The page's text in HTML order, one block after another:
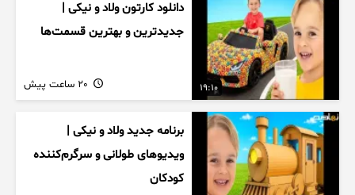
19:10
دانلود کارتون ولاد و نیکی |
جدیدترین و بهترین قسمت‌ها
برنامه جدید ولاد و نیکی |
ویدیوهای طولانی و سرگرم‌کننده
کودکان